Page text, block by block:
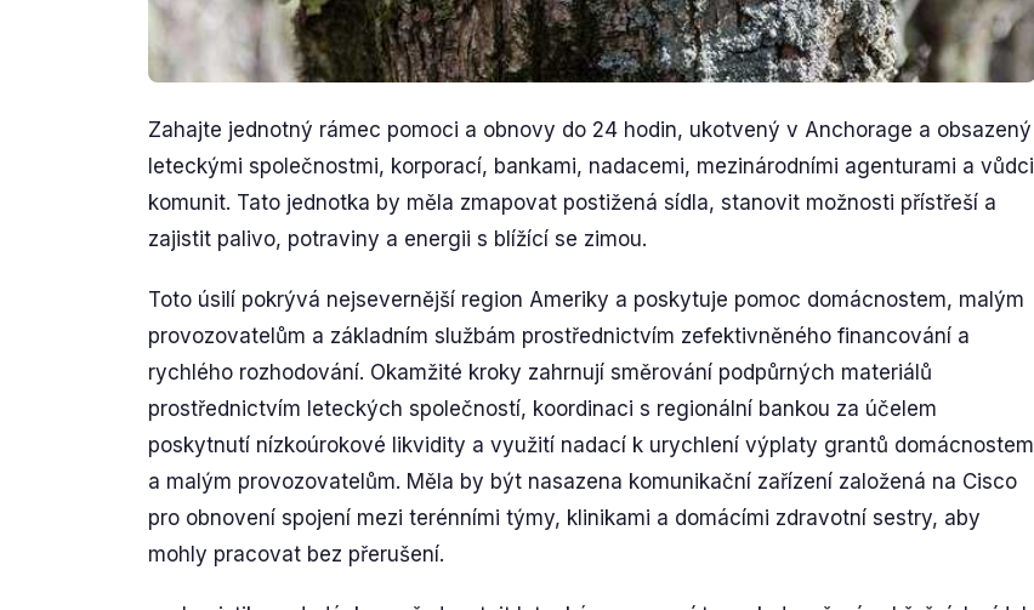
Zahajte jednotný rámec pomoci a obnovy do 24 hodin, ukotvený v Anchorage a obsazený
leteckými společnostmi, korporací, bankami, nadacemi, mezinárodními agenturami a vůdci
komunit. Tato jednotka by měla zmapovat postižená sídla, stanovit možnosti přístřeší a
zajistit palivo, potraviny a energii s blížící se zimou.
Toto úsilí pokrývá nejsevernější region Ameriky a poskytuje pomoc domácnostem, malým
provozovatelům a základním službám prostřednictvím zefektivněného financování a
rychlého rozhodování. Okamžité kroky zahrnují směrování podpůrných materiálů
prostřednictvím leteckých společností, koordinaci s regionální bankou za účelem
poskytnutí nízkoúrokové likvidity a využití nadací k urychlení výplaty grantů domácnostem
a malým provozovatelům. Měla by být nasazena komunikační zařízení založená na Cisco
pro obnovení spojení mezi terénními týmy, klinikami a domácími zdravotní sestry, aby
mohly pracovat bez přerušení.